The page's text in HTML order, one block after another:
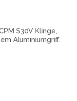
S30V Klinge,
Aluminiumgriff.